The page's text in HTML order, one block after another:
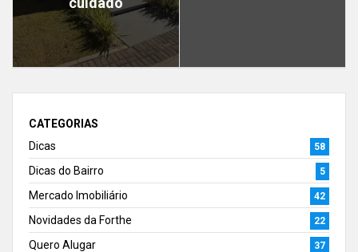
CATEGORIAS
Dicas
58
Dicas do Bairro 5
Mercado Imobiliário 42
Novidades da Forthe 22
Quero Alugar 37